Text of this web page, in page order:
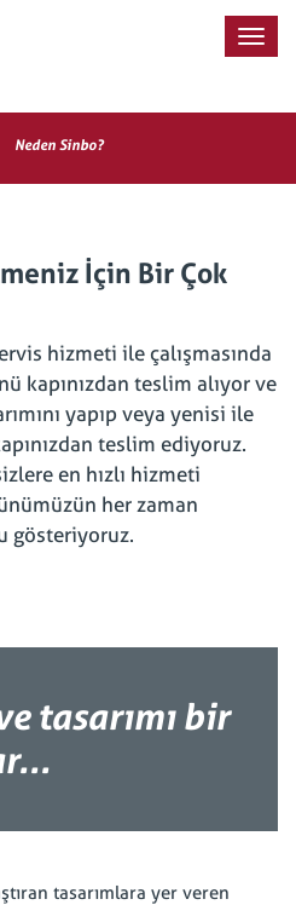
Neden Sinbo?
İçin Bir Çok
hizmeti ile çalışmasında
kapınızdan teslim alıyor ve
yapıp veya yenisi ile
teslim ediyoruz.
en hızlı hizmeti
her zaman
gösteriyoruz.
tasarımı bir
tasarımlara yer veren